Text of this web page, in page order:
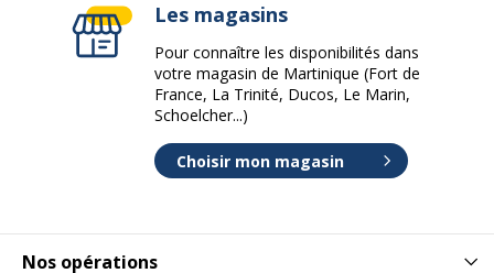
Nos opérations
Les magasins
Pour connaître les disponibilités dans
votre magasin de Martinique (Fort de
France, La Trinité, Ducos, Le Marin,
Schoelcher...)
Choisir mon magasin